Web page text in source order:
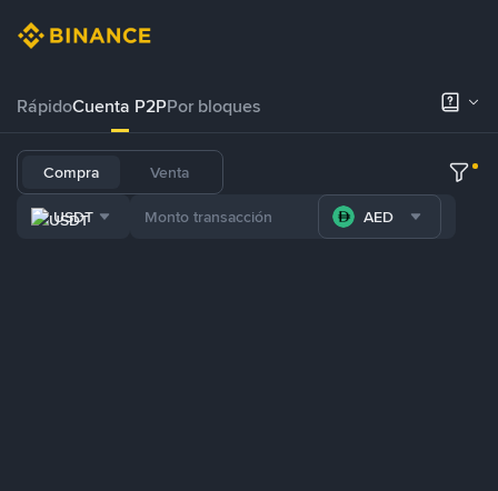
RápidoCuenta P2PPor bloques
Compra Venta
USDT AED